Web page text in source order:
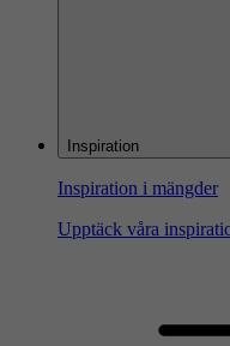
Inspiration
Inspiration i mängder
Upptäck våra